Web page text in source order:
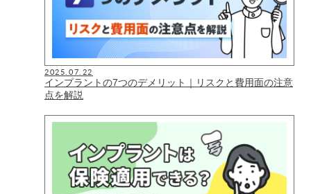
2025.07.22
インプラントの7つのデメリット｜リスクと費用面の注意
点を解説